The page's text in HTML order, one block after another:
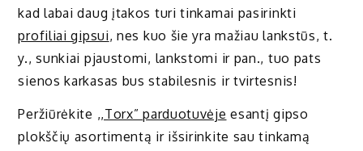
kad labai daug įtakos turi tinkamai pasirinkti
profiliai gipsui, nes kuo šie yra mažiau lankstūs, t.
y., sunkiai pjaustomi, lankstomi ir pan., tuo pats
sienos karkasas bus stabilesnis ir tvirtesnis!
Peržiūrėkite ,,Torx” parduotuvėje esantį gipso
plokščių asortimentą ir išsirinkite sau tinkamą